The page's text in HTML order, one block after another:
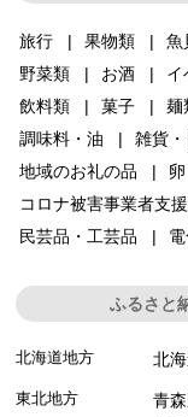
旅行 果物類 魚
野菜類
お酒 イ
飲料類
菓子 麺
調味料・油
雑貨
地域のお礼の品
コロナ被害事業者支援
民芸品・工芸品
ふるさと
北海道地方 北
東北地方 青